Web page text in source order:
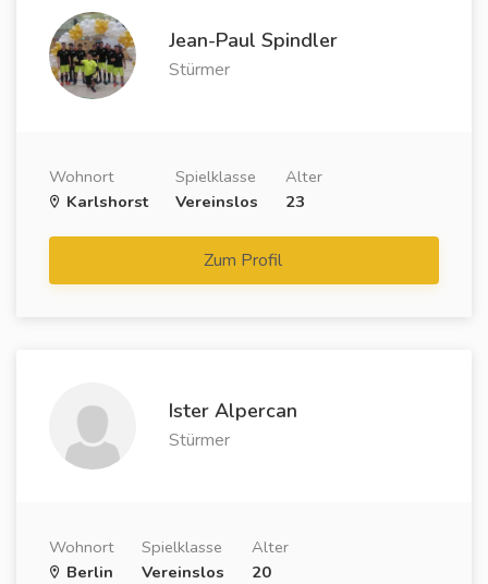
Jean-Paul Spindler
Stürmer
Wohnort
Karlshorst
Spielklasse
Vereinslos
Alter
23
Zum Profil
Ister Alpercan
Stürmer
Wohnort
Berlin
Spielklasse
Vereinslos
Alter
20